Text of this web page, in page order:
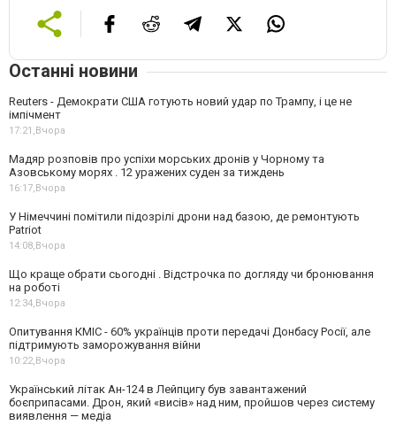
Останні новини
Reuters - Демократи США готують новий удар по Трампу, і це не
імпічмент
17:21,Вчора
Мадяр розповів про успіхи морських дронів у Чорному та
Азовському морях . 12 уражених суден за тиждень
16:17,Вчора
У Німеччині помітили підозрілі дрони над базою, де ремонтують
Patriot
14:08,Вчора
Що краще обрати сьогодні . Відстрочка по догляду чи бронювання
на роботі
12:34,Вчора
Опитування КМІС - 60% українців проти передачі Донбасу Росії, але
підтримують заморожування війни
10:22,Вчора
Український літак Ан-124 в Лейпцигу був завантажений
боєприпасами. Дрон, який «висів» над ним, пройшов через систему
виявлення — медіа